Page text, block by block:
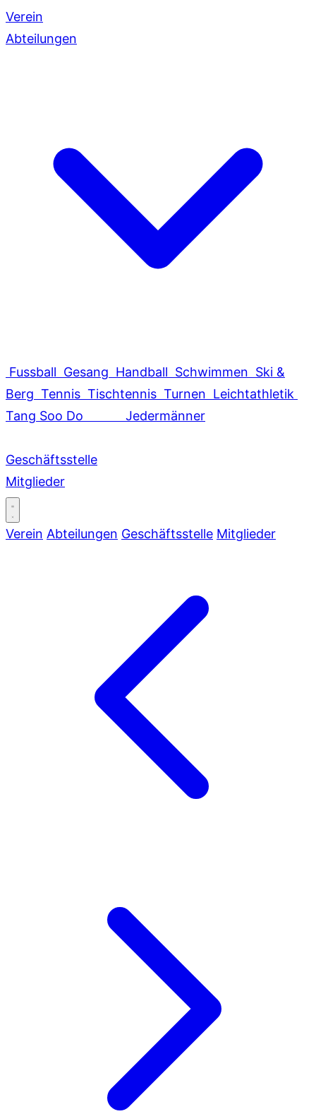
Verein
Abteilungen
Fussball Gesang Handball Schwimmen Ski &
Berg Tennis Tischtennis Turnen Leichtathletik
Tang Soo Do
Jedermänner
Geschäftsstelle
Mitglieder
Verein Abteilungen Geschäftsstelle Mitglieder